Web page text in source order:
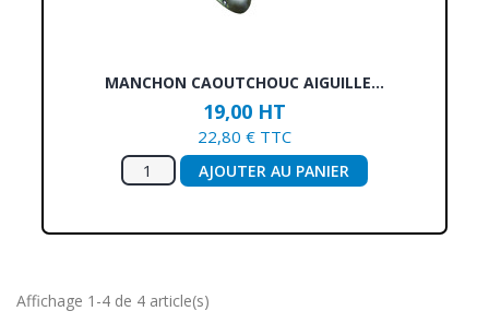
MANCHON CAOUTCHOUC AIGUILLE...
19,00 HT
22,80 € TTC
AJOUTER AU PANIER
Affichage 1-4 de 4 article(s)